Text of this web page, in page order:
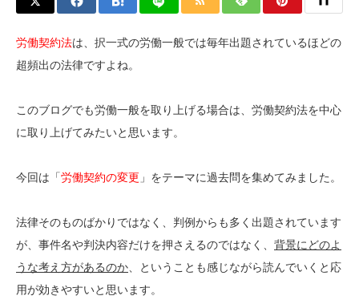
労働契約法は、択一式の労働一般では毎年出題されているほどの
超頻出の法律ですよね。
このブログでも労働一般を取り上げる場合は、労働契約法を中心
に取り上げてみたいと思います。
今回は「労働契約の変更 」をテーマに過去問を集めてみました。
法律そのものばかりではなく、判例からも多く出題されています
が、事件名や判決内容だけを押さえるのではなく、 背景にどのよ
うな考え方があるのか 、ということも感じながら読んでいくと応
用が効きやすいと思います。